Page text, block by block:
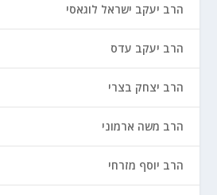
הרב יעקב ישראל לוגאסי
הרב יעקב עדס
הרב יצחק בצרי
הרב משה ארמוני
הרב יוסף מזרחי